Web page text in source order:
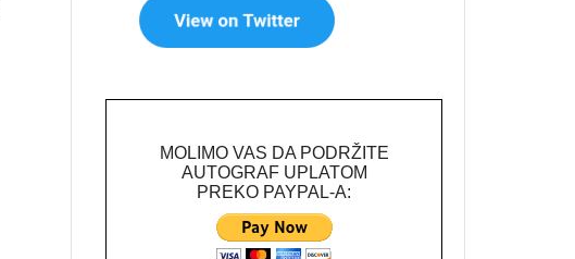
MOLIMO VAS DA PODRŽITE
AUTOGRAF UPLATOM
PREKO PAYPAL-A: